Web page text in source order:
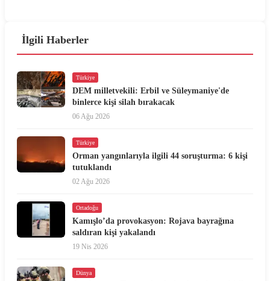
İlgili Haberler
Türkiye
DEM milletvekili: Erbil ve Süleymaniye'de
binlerce kişi silah bırakacak
06 Ağu 2026
Türkiye
Orman yangınlarıyla ilgili 44 soruşturma: 6 kişi
tutuklandı
02 Ağu 2026
Ortadoğu
Kamışlo’da provokasyon: Rojava bayrağına
saldıran kişi yakalandı
19 Nis 2026
Dünya